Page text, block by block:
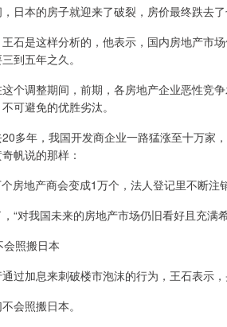
日本的房子就迎来了破裂，房价最终跌去
石是这样分析的，他表示，国内房地产市
到五年之久。
个调整期间，前期，各房地产企业恶性竞
可避免的优胜劣汰。
多年，我国开发商企业一路猛涨至十万家
帆说的那样：
房地产商会变成1万个，法人登记里不断
“对我国未来的房地产市场仍旧看好且充满
照搬日本
过加息来刺破楼市泡沫的行为，王石表示
会照搬日本。